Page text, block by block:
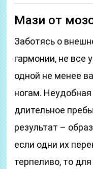
Мази от
Заботясь о
гармонии, не все
одной не менее
ногам.
длительное
результат –
если одни их
терпеливо, то